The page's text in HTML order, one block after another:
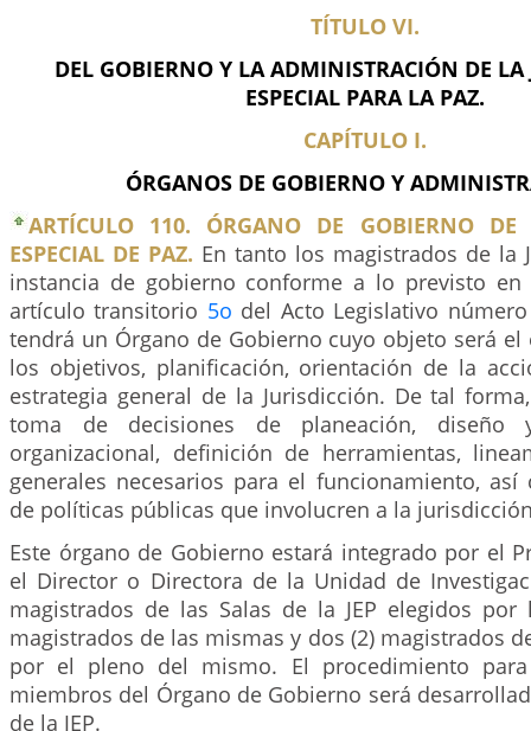
TÍTULO VI.
DEL GOBIERNO Y LA ADMINISTRACIÓN DE LA
ESPECIAL PARA LA PAZ.
CAPÍTULO I.
ÓRGANOS DE GOBIERNO Y
ARTÍCULO 110. ÓRGANO DE GOBIERNO DE
ESPECIAL DE PAZ. En tanto los magistrados de la
instancia de gobierno conforme a lo previsto
artículo transitorio 5o del Acto Legislativo
tendrá un Órgano de Gobierno cuyo objeto será
los objetivos, planificación, orientación de la
estrategia general de la Jurisdicción. De tal
toma de decisiones de planeación, diseño
organizacional, definición de herramientas,
generales necesarios para el funcionamiento,
de políticas públicas que involucren a la
Este órgano de Gobierno estará integrado por el
el Director o Directora de la Unidad de
magistrados de las Salas de la JEP elegidos
magistrados de las mismas y dos (2) magistrados
por el pleno del mismo. El procedimiento
miembros del Órgano de Gobierno será
de la JEP.